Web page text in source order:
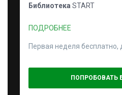
Библиотека START
ПОДРОБНЕЕ
Первая неделя бесплатно,
ПОПРОБОВАТЬ